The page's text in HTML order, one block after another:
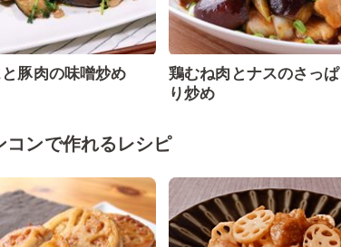
豚肉の味噌炒め
鶏むね肉とナスのさっぱ
り炒め
コンで作れるレシピ